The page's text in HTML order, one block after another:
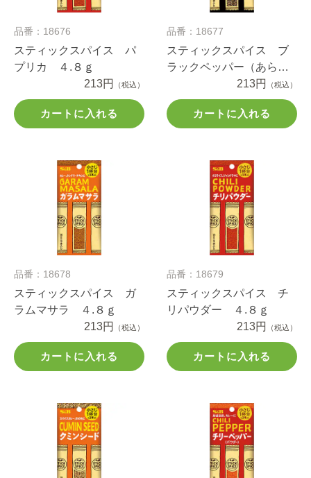
品番：18676
スティックスパイス パ
プリカ ４.８ｇ
213円
（税込）
カートに入れる
品番：18677
スティックスパイス ブ
ラックペッパー（あらび
213円 （税込）
カートに入れる
品番：18678
スティックスパイス ガ
ラムマサラ ４.８ｇ
213円
（税込）
カートに入れる
品番：18679
スティックスパイス チ
リパウダー ４.８ｇ
213円
（税込）
カートに入れる